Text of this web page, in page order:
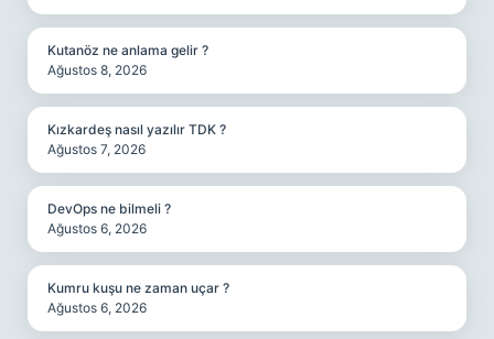
Kutanöz ne anlama gelir ?
Ağustos 8, 2026
Kızkardeş nasıl yazılır TDK ?
Ağustos 7, 2026
DevOps ne bilmeli ?
Ağustos 6, 2026
Kumru kuşu ne zaman uçar ?
Ağustos 6, 2026